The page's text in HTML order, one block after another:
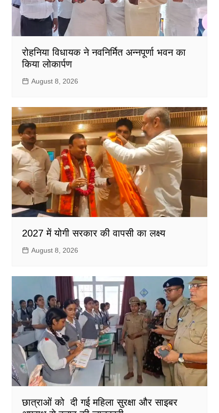
रोहनिया विधायक ने नवनिर्मित अन्नपूर्णा भवन का
किया लोकार्पण
August 8, 2026
2027 में योगी सरकार की वापसी का लक्ष्य
August 8, 2026
छात्राओं को दी गई महिला सुरक्षा और साइबर